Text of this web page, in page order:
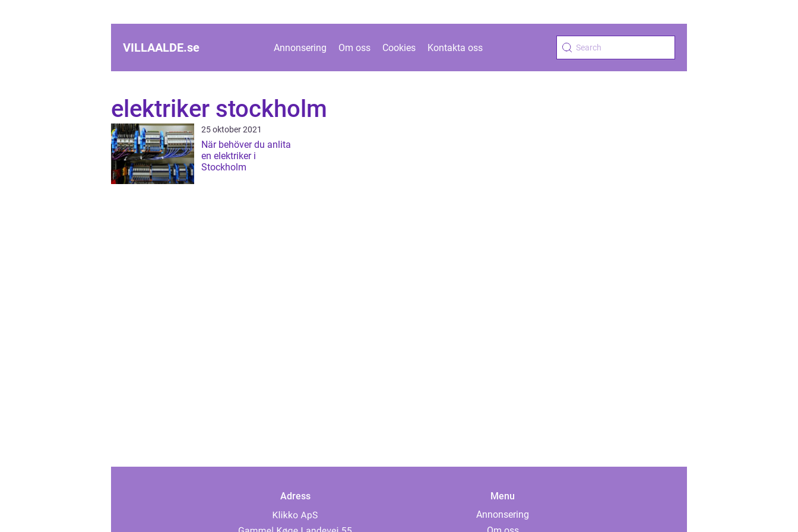
VILLAALDE.se Annonsering Om oss Cookies Kontakta oss
elektriker stockholm
25 oktober 2021
När behöver du anlita
en elektriker i
Stockholm
Adress
Menu
Annonsering